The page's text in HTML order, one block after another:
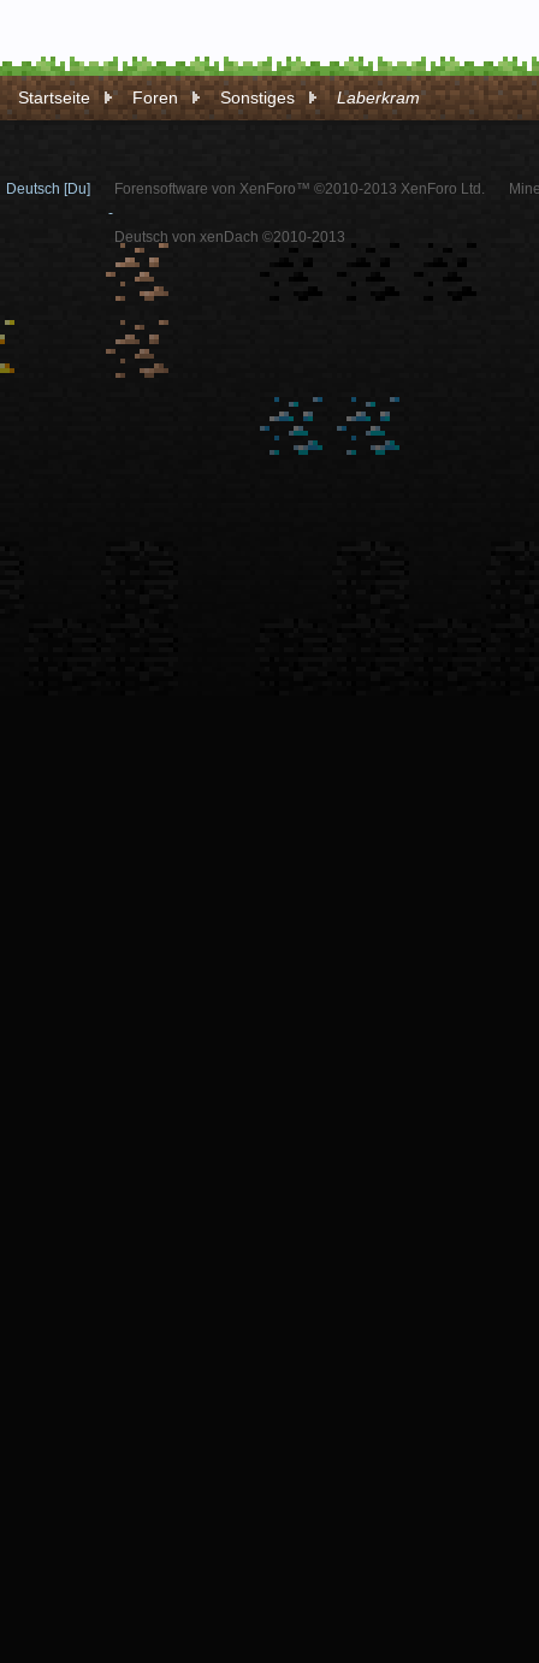
Startseite Foren Sonstiges Laberkram
Deutsch [Du]
Forensoftware von XenForo™ ©2010-2013 XenForo Ltd.
-
Deutsch von xenDach ©2010-2013